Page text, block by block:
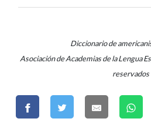
Diccionario de
Asociación de Academias de la Lengua
reservados